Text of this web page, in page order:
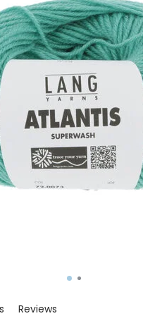
Reviews